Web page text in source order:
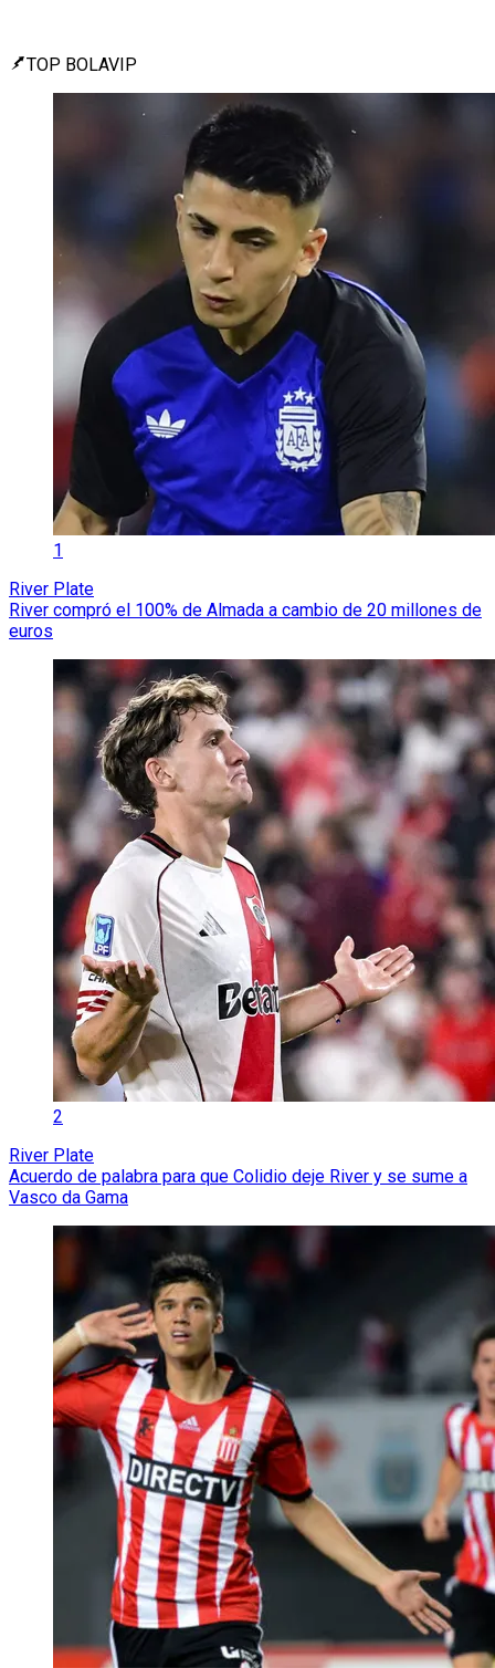
TOP BOLAVIP
1
River Plate
River compró el 100% de Almada a cambio de 20 millones de
euros
2
River Plate
Acuerdo de palabra para que Colidio deje River y se sume a
Vasco da Gama